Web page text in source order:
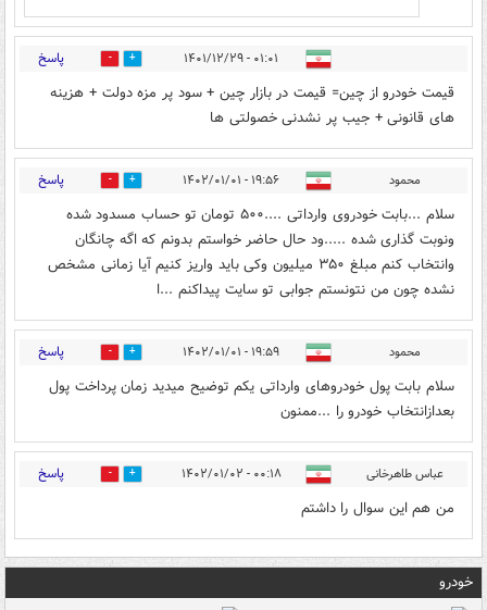
۰۱:۰۱ - ۱۴۰۱/۱۲/۲۹ 1 پاسخ
قیمت خودرو از چین= قیمت در بازار چین + سود پر مزه دولت + هزینه
های قانونی + جیب پر نشدنی خصولتی ها
محمود ۱۹:۵۶ - ۱۴۰۲/۰۱/۰۱ 1 پاسخ
سلام ...بابت خودروی وارداتی ....۵۰۰ تومان تو حساب مسدود شده
ونوبت گذاری شده .....ود حال حاضر خواستم بدونم که اگه چانگان
وانتخاب کنم مبلغ ۳۵۰ میلیون وکی باید واریز کنیم آیا زمانی مشخص
نشده چون من نتونستم جوابی تو سایت پیداکنم ...ا
محمود ۱۹:۵۹ - ۱۴۰۲/۰۱/۰۱ 0 پاسخ
سلام بابت پول خودروهای وارداتی یکم توضیح میدید زمان پرداخت پول
بعدازانتخاب خودرو را ...ممنون
عباس طاهرخانی ۰۰:۱۸ - ۱۴۰۲/۰۱/۰۲ 1 پاسخ
من هم این سوال را داشتم
خودرو